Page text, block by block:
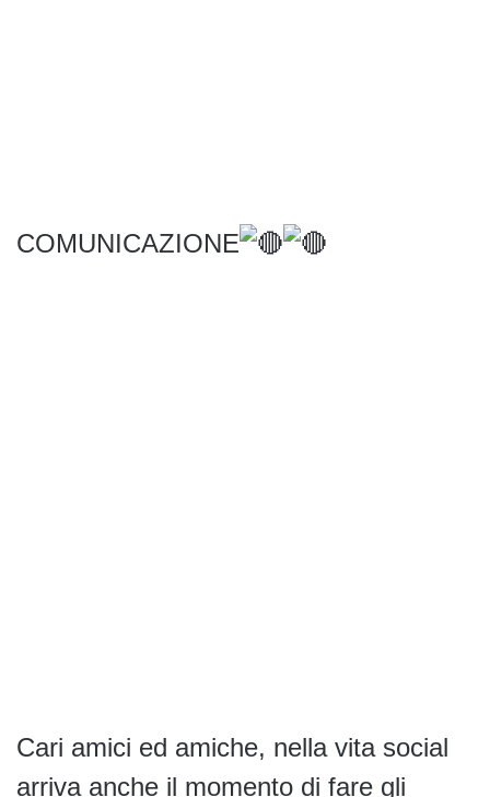
COMUNICAZIONE
Cari amici ed amiche, nella vita social
arriva anche il momento di fare gli